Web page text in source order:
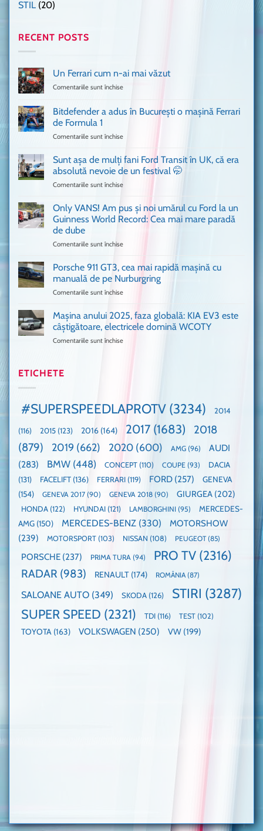
STIL (20)
RECENT POSTS
Un Ferrari cum n-ai mai văzut
Comentariile sunt închise
Ferrari
cum
văzut
Bitdefender a adus în București o mașină Ferrari
de Formula 1
Comentariile sunt închise
a
în
mașină
Ferrari
Sunt așa de mulți fani Ford Transit în UK, că era
absolută nevoie de un festival 🤭
Comentariile sunt închise
așa
mulți
în
UK,
nevoie
de
Only VANS! Am pus și noi umărul cu Ford la un
Guinness World Record: Cea mai mare paradă
de dube
Comentariile sunt închise
VANS!
Am
pus
umărul
cu
mai
mare
paradă
de
dube
Porsche 911 GT3, cea mai rapidă mașină cu
manuală de pe Nurburgring
Comentariile sunt închise
911
GT3,
cea
pe
Nurburgring
Mașina anului 2025, faza globală: KIA EV3 este
câștigătoare, electricele domină WCOTY
Comentariile sunt închise
EV3
câștigătoare,
domină
WCOTY
ETICHETE
#SUPERSPEEDLAPROTV (3234) 2014
(116) 2015 (123) 2016 (164) 2017 (1683)
2018
(879)
2019 (662) 2020 (600) AMG (96)
AUDI
(283)
BMW (448) CONCEPT (110) COUPE (93)
DACIA
(131)
FACELIFT (136) FERRARI (119) FORD (257)
GENEVA
(154)
GENEVA 2017 (90) GENEVA 2018 (90) GIURGEA (202)
HONDA (122) HYUNDAI (121) LAMBORGHINI (95)
MERCEDES-
AMG (150) MERCEDES-BENZ (330)
MOTORSHOW
(239)
MOTORSPORT (103) NISSAN (108) PEUGEOT(85)
PORSCHE (237) PRIMA TURA (94) PRO TV (2316)
RADAR (983) RENAULT (174) ROMÂNIA (87)
SALOANE AUTO (349) SKODA (126) STIRI (3287)
SUPER SPEED (2321) TDI (116) TEST (102)
TOYOTA (163) VOLKSWAGEN (250) VW (199)